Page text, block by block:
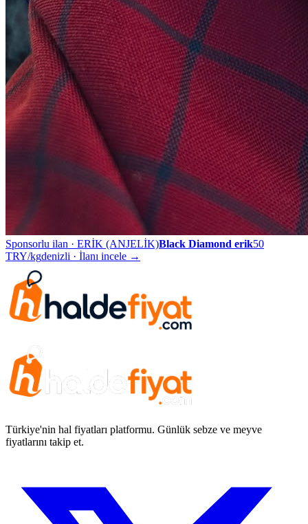
Sponsorlu ilan · ERİK (ANJELİK)Black Diamond erik50
TRY/kgdenizli · İlanı incele →
Türkiye'nin hal fiyatları platformu. Günlük sebze ve meyve
fiyatlarını takip et.